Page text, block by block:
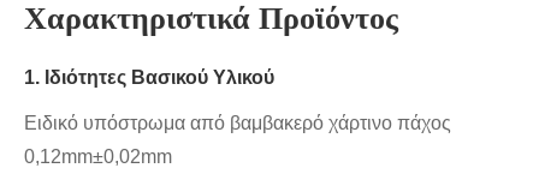
Χαρακτηριστικά Προϊόντος
1. Ιδιότητες Βασικού Υλικού
Ειδικό υπόστρωμα από βαμβακερό χάρτινο πάχος
0,12mm±0,02mm